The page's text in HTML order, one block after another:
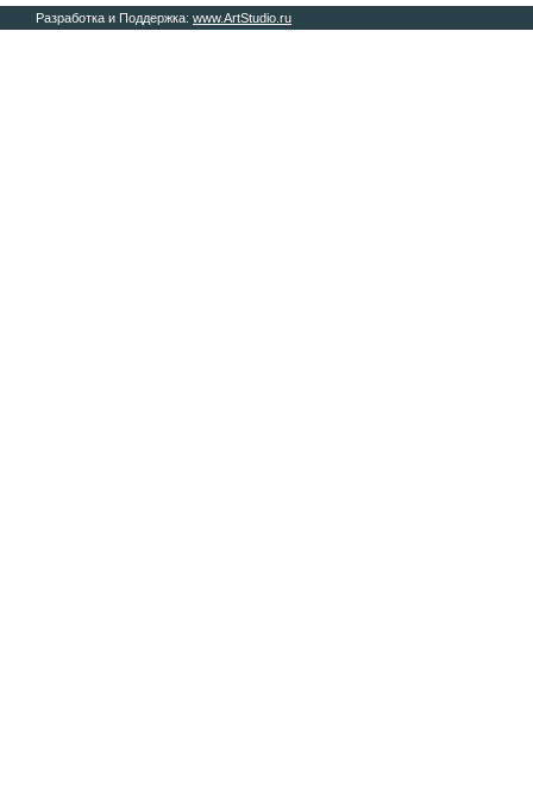
Разработка и Поддержка: www.ArtStudio.ru